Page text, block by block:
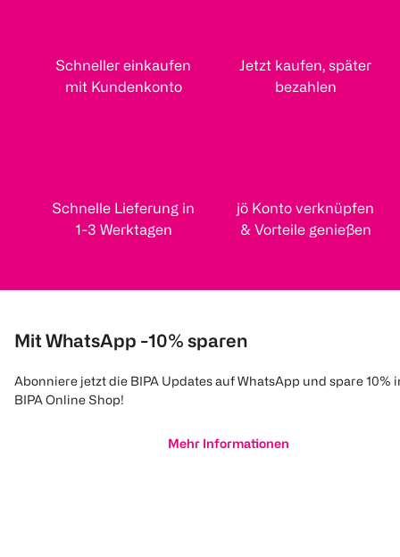
Schneller einkaufen
mit Kundenkonto
Jetzt kaufen, später
bezahlen
Schnelle Lieferung in
1-3 Werktagen
jö Konto verknüpfen
& Vorteile genießen
Mit WhatsApp -10% sparen
Abonniere jetzt die BIPA Updates auf WhatsApp und spare 10%
BIPA Online Shop!
Mehr Informationen